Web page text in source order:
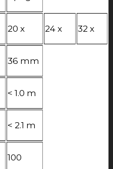
20 x 24 x 32 x
36 mm
< 1.0 m
< 2.1 m
100